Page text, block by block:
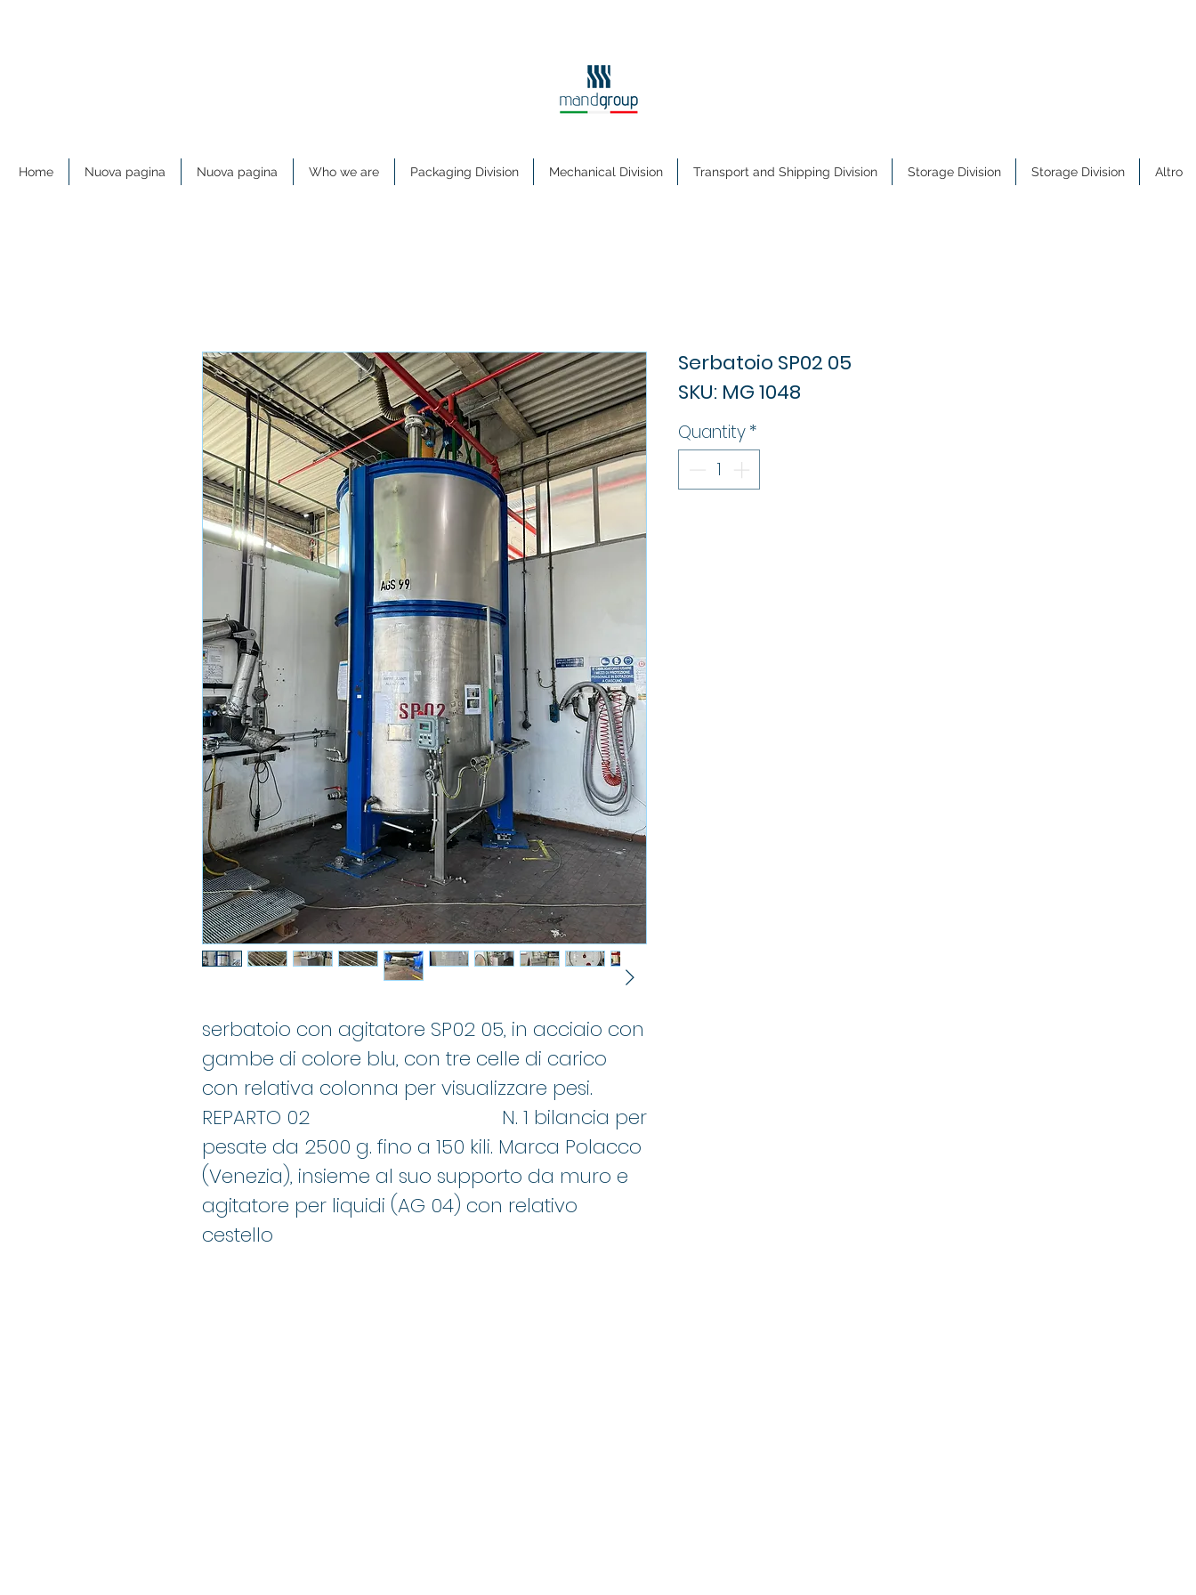
Home Nuova pagina Nuova pagina Who we are Packaging Division Mechanical Division Transport and Shipping Division Storage Division Storage Division Altro
serbatoio con agitatore SP02 05, in acciaio con
gambe di colore blu, con tre celle di carico
con relativa colonna per visualizzare pesi.
REPARTO 02 N. 1 bilancia per
pesate da 2500 g. fino a 150 kili. Marca Polacco
(Venezia), insieme al suo supporto da muro e
agitatore per liquidi (AG 04) con relativo
cestello
Serbatoio SP02 05
SKU: MG 1048
Quantity*